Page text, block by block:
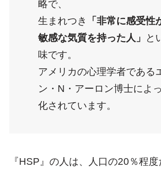
略で、
生まれつき
「非常に感受性
敏感な気質を持った人」
と
味です。
アメリカの心理学者である
ン・N・アーロン博士によ
化されています。
『HSP』の人は、人口の20％程